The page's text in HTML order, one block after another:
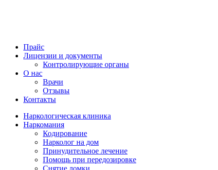
Прайс
Лицензии и документы
Контролирующие органы
О нас
Врачи
Отзывы
Контакты
Наркологическая клиника
Наркомания
Кодирование
Нарколог на дом
Принудительное лечение
Помощь при передозировке
Снятие ломки